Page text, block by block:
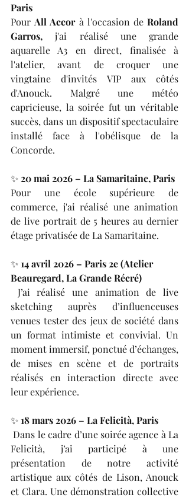
Paris
Pour All Accor à l'occasion de Roland
Garros, j'ai réalisé une grande
aquarelle A3 en direct, finalisée à
l'atelier, avant de croquer une
vingtaine d'invités VIP aux côtés
d'Anouck. Malgré une météo
capricieuse, la soirée fut un véritable
succès, dans un dispositif spectaculaire
installé face à l'obélisque de la
Concorde.
✨ 20 mai 2026 – La Samaritaine, Paris
Pour une école supérieure de
commerce, j'ai réalisé une animation
de live portrait de 5 heures au dernier
étage privatisée de La Samaritaine.
✨ 14 avril 2026 – Paris 2e (Atelier
Beauregard, La Grande Récré)
sketching auprès d’influenceuses
venues tester des jeux de société dans
un format intimiste et convivial. Un
moment immersif, ponctué d’échanges,
de mises en scène et de portraits
réalisés en interaction directe avec
leur expérience.
✨ 18 mars 2026 – La Felicità, Paris
Dans le cadre d’une soirée agence à La
Felicità, j’ai participé à une
présentation de notre activité
artistique aux côtés de Lison, Anouck
et Clara. Une démonstration collective